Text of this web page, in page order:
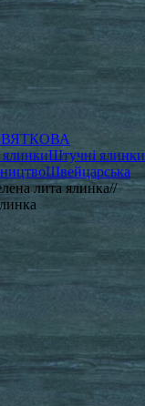
Штучні ялинки
Швейцарська
лита ялинка//